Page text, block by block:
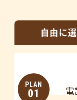
自由に
PLAN
01